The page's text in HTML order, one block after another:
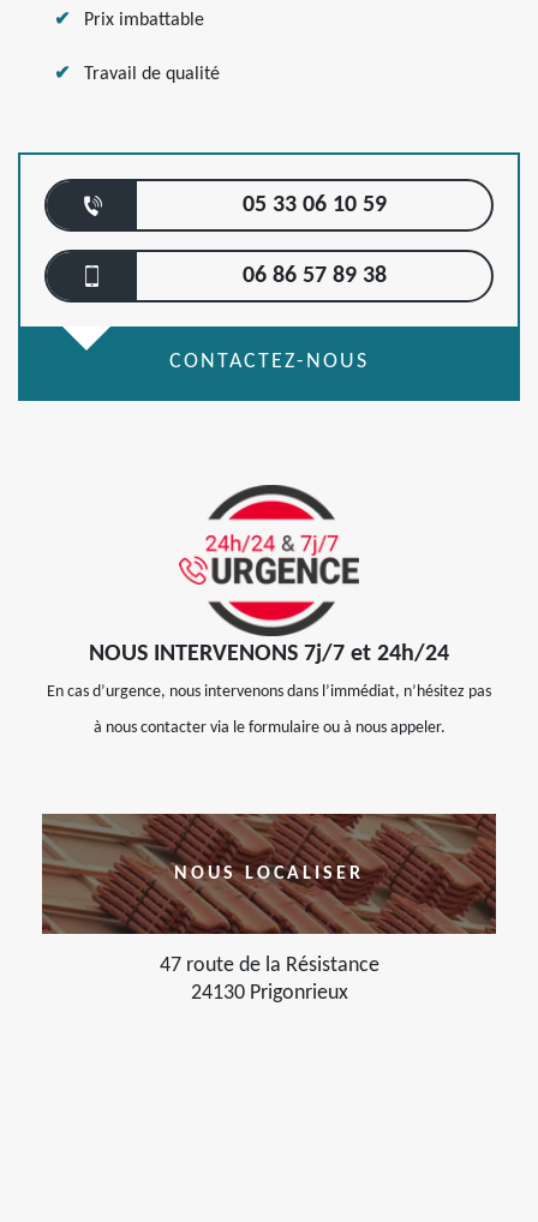
Prix imbattable
Travail de qualité
05 33 06 10 59
06 86 57 89 38
CONTACTEZ-NOUS
NOUS INTERVENONS 7j/7 et 24h/24
En cas d’urgence, nous intervenons dans l’immédiat, n’hésitez pas
à nous contacter via le formulaire ou à nous appeler.
NOUS LOCALISER
47 route de la Résistance
24130 Prigonrieux